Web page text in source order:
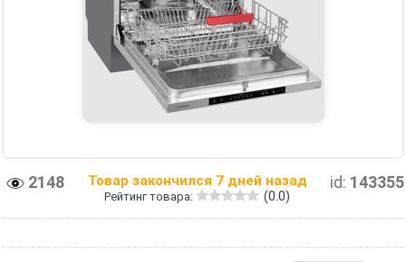
2148 id: 143355
Товар закончился 7 дней назад
Рейтинг товара: (0.0)